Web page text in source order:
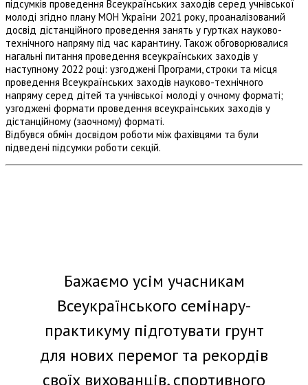
підсумків проведення Всеукраїнських заходів серед учнівської
молоді згідно плану МОН України 2021 року, проаналізований
досвід дістанційного проведення занять у гуртках науково-
технічного напряму під час карантину. Також обговорювалися
нагальні питання проведення всеукраїнських заходів у
наступному 2022 році: узгоджені Програми, строки та місця
проведення Всеукраїнських заходів науково-технічного
напряму серед дітей та учнівської молоді у очному форматі;
узгоджені формати проведення всеукраїнських заходів у
дістанційному (заочному) форматі.
Відбувся обмін досвідом роботи між фахівцями та були
підведені підсумки роботи секцій.
Бажаємо усім учасникам
Всеукраїнського семінару-
практикуму підготувати грунт
для нових перемог та рекордів
своїх вихованців, спортивного